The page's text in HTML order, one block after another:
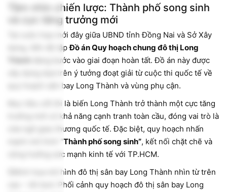
Tầm nhìn chiến lược: Thành phố song sinh
và cực tăng trưởng mới
Tại cuộc họp mới đây giữa UBND tỉnh Đồng Nai và Sở Xây
dựng, tiến độ lậpĐồ án Quy hoạch chung đô thị Long
đang bước vào giai đoạn hoàn tất. Đồ án này được
xây dựng dựa trên ý tưởng đoạt giải từ cuộc thi quốc tế về
quy hoạch sân bay Long Thành và vùng phụ cận.
Mục tiêu cốt lõi là biến Long Thành trở thành một cực tăng
trưởng mới có khả năng cạnh tranh toàn cầu, đóng vai trò là
cửa ngõ giao thương quốc tế. Đặc biệt, quy hoạch nhấn
“Thành phố song sinh”, kết nối chặt chẽ và
cộng hưởng sức mạnh kinh tế với TP.HCM.
![Minh họa mô hình đô thị sân bay Long Thành nhìn từ trên
cao – Alt text: Phối cảnh quy hoạch đô thị sân bay Long